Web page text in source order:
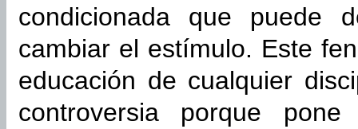
condicionada que puede
cambiar el estímulo. Este
educación de cualquier
controversia porque